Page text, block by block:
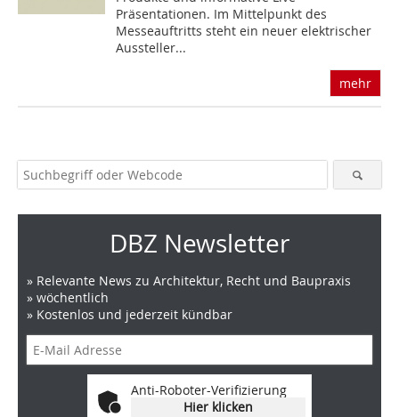
Präsentationen. Im Mittelpunkt des
Messeauftritts steht ein neuer elektrischer
Aussteller...
mehr
DBZ Newsletter
» Relevante News zu Architektur, Recht und Baupraxis
» wöchentlich
» Kostenlos und jederzeit kündbar
Anti-Roboter-Verifizierung
Hier klicken